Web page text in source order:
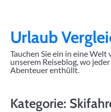
contentUrlaub
Tauchen Sie ein in eine
unserem Reiseblog, wo
Abenteuer enthüllt.
Kategorie: